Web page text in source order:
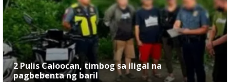
2 Pulis Caloocan, timbog sa iligal na
pagbebenta ng baril